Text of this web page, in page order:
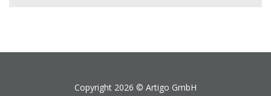
Copyright 2026 © Artigo GmbH